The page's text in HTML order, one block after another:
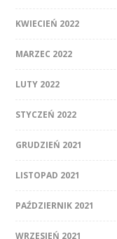
KWIECIEŃ 2022
MARZEC 2022
LUTY 2022
STYCZEŃ 2022
GRUDZIEŃ 2021
LISTOPAD 2021
PAŹDZIERNIK 2021
WRZESIEŃ 2021